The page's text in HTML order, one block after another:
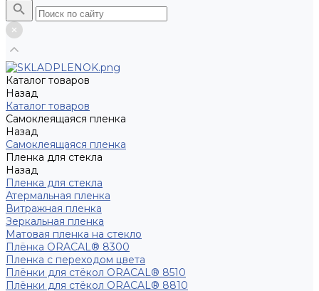
Каталог товаров
Назад
Каталог товаров
Самоклеящаяся пленка
Назад
Самоклеящаяся пленка
Пленка для стекла
Назад
Пленка для стекла
Атермальная пленка
Витражная пленка
Зеркальная пленка
Матовая пленка на стекло
Плёнка ORACAL® 8300
Пленка с переходом цвета
Плёнки для стёкол ORACAL® 8510
Плёнки для стёкол ORACAL® 8810